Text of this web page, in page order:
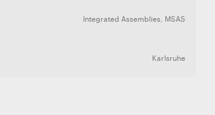
Integrated Assemblies MSAS
Karlsruhe